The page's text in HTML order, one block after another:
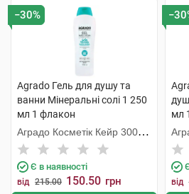
−30%
Agrado Гель для душу та
ванни Мінеральні солі 1 250
мл 1 флакон
Аградо Косметік Кейр 3000
С.Л.У.
Є в наявності
від 215.00 150.50 грн
мл
від